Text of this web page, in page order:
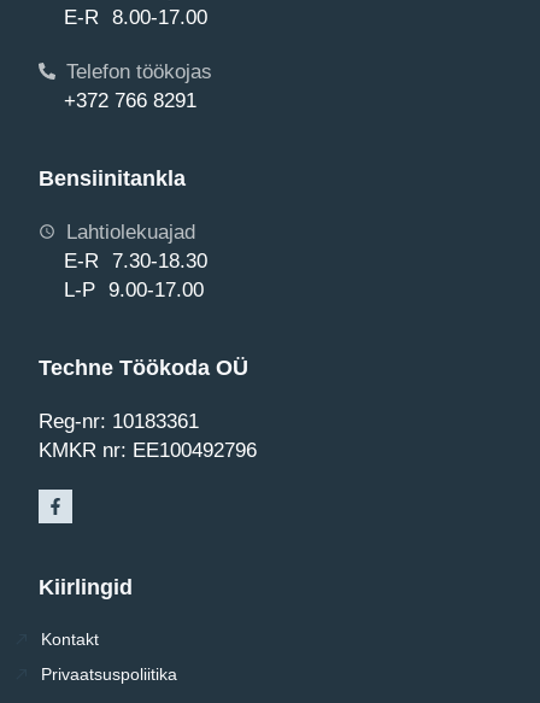
E-R 8.00-17.00
Telefon töökojas
+372 766 8291
Bensiinitankla
Lahtiolekuajad
E-R 7.30-18.30
L-P 9.00-17.00
Techne Töökoda OÜ
Reg-nr: 10183361
KMKR nr: EE100492796
Kiirlingid
Kontakt
Privaatsuspoliitika